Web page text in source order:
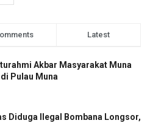
Latest
Akbar Masyarakat Muna
Pulau Muna
Diduga Ilegal Bombana Longsor,